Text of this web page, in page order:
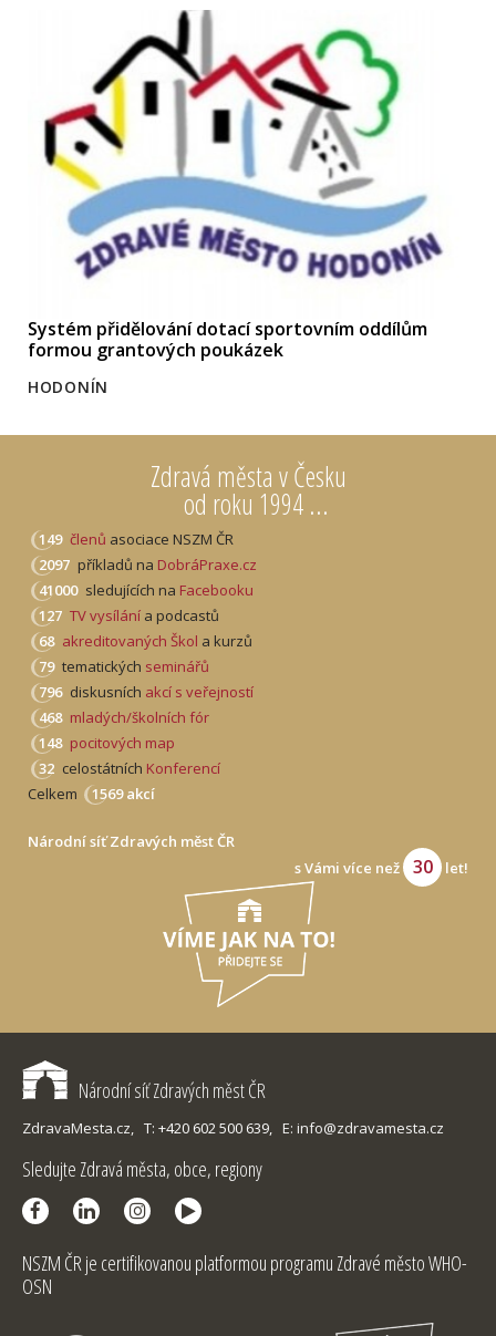
Zdravá města v Česku
od roku 1994 ...
149 členů asociace NSZM ČR
2097 příkladů na DobráPraxe.cz
41000 sledujících na Facebooku
127 TV vysílání a podcastů
68 akreditovaných Škol a kurzů
79 tematických seminářů
796 diskusních akcí s veřejností
468 mladých/školních fór
148 pocitových map
32 celostátních Konferencí
Celkem
1569 akcí
Národní síť Zdravých měst ČR
s Vámi více než
30 let!
Systém přidělování dotací sportovním oddílům
formou grantových poukázek
HODONÍN
Národní síť Zdravých měst ČR
ZdravaMesta.cz, T: +420 602 500 639, E: info@zdravamesta.cz
Sledujte Zdravá města, obce, regiony
NSZM ČR je certifikovanou platformou programu Zdravé město WHO-
OSN